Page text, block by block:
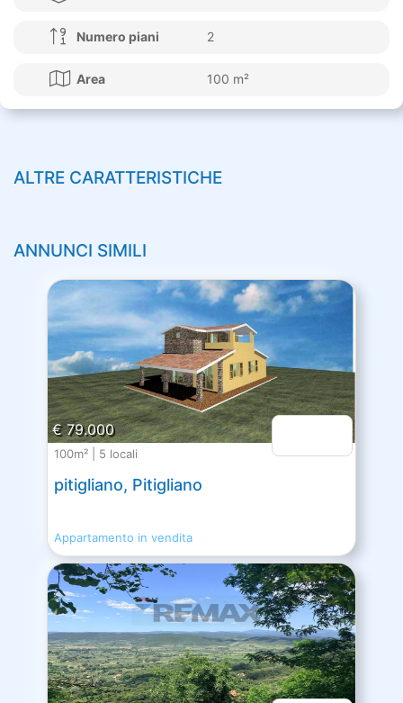
Numero piani 2
Area 100 m²
ALTRE CARATTERISTICHE
ANNUNCI SIMILI
€ 79.000
100m² | 5 locali
pitigliano, Pitigliano
Appartamento in vendita